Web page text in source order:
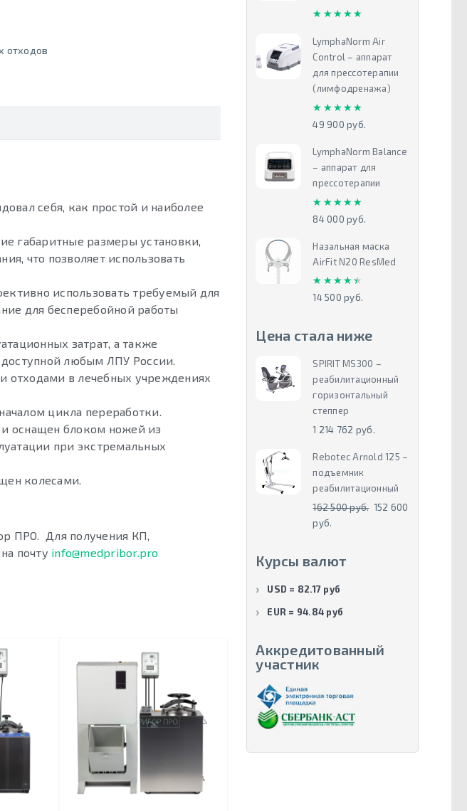
отходов
себя, как простой и наиболее
габаритные размеры установки,
что позволяет использовать
использовать требуемый для
для бесперебойной работы
затрат, а также
любым ЛПУ России.
отходами в лечебных учреждениях
цикла переработки.
оснащен блоком ножей из
при экстремальных
колесами.
ПРО. Для получения КП,
почту info@medpribor.pro
★★★★★
★★★★★
LymphaNorm Air
Control – аппарат
для прессотерапии
(лимфодренажа)
★★★★★
★★★★★
49 900 руб.
LymphaNorm Balance
– аппарат для
прессотерапии
★★★★★
★★★★★
84 000 руб.
Назальная маска
AirFit N20 ResMed
★★★★★
★★★★★
14 500 руб.
Цена стала ниже
SPIRIT MS300 –
реабилитационный
горизонтальный
степпер
1 214 762 руб.
Rebotec Arnold 125 –
подъемник
реабилитационный
162 500 руб. 152 600
руб.
Курсы валют
USD = 82.17 руб
EUR = 94.84 руб
Аккредитованный
участник